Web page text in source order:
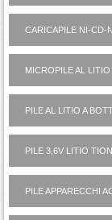
3,7V
CARICAPILE NI-CD-
LI-ION-POWER
MICROPILE AL
PILE AL LITIO A
PILE 3,6V LITIO
3V LITIO
PILE APPARECCHI
1,4V ZINCO ARIA